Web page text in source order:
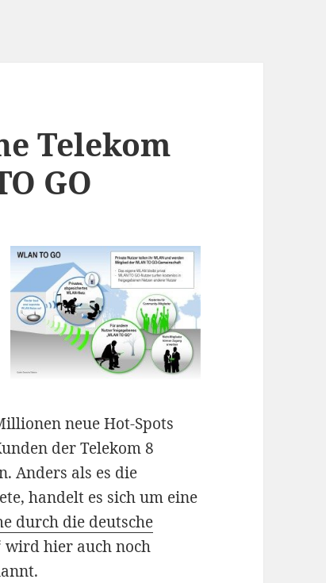
Telekom
GO
neue Hot-Spots
der Telekom 8
Anders als es die
handelt es sich um eine
durch die deutsche
wird hier auch noch